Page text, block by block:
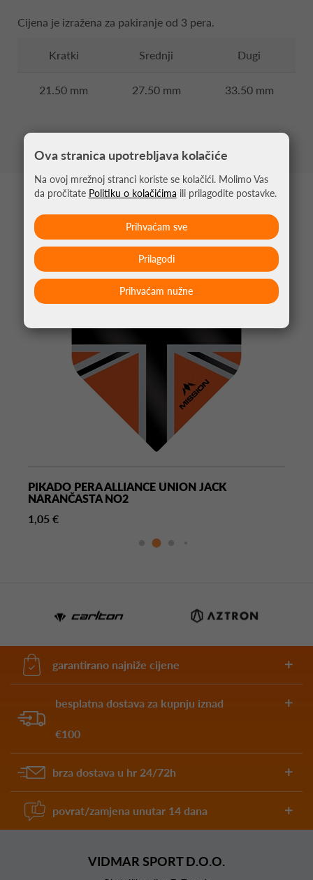
Cijena je izražena za pakiranje od 3 pera.
Kratki Srednji Dugi
21.50 mm 27.50 mm 33.50 mm
PIKADO PERA ALLIANCE UNION JACK
NARANČASTA NO2
1,05 €
garantirano najniže cijene
besplatna dostava za kupnju iznad
€100
brza dostava u hr 24/72h
povrat/zamjena unutar 14 dana
VIDMAR SPORT D.O.O.
Ova stranica upotrebljava kolačiće
Na ovoj mrežnoj stranci koriste se kolačići. Molimo Vas
da pročitate Politiku o kolačićima ili prilagodite postavke.
Prihvaćam nužne
Prilagodi
Prihvaćam sve